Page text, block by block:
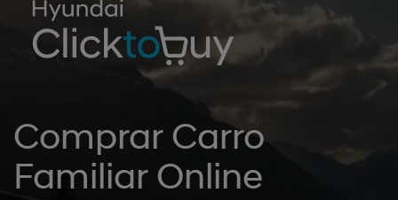
Comprar Carro
Familiar Online